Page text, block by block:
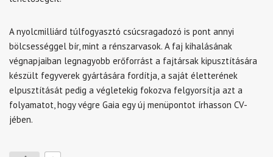
A nyolcmilliárd túlfogyasztó csúcsragadozó is pont annyi
bölcsességgel bír, mint a rénszarvasok. A faj kihalásának
végnapjaiban legnagyobb erőforrást a fajtársak kipusztítására
készült fegyverek gyártására fordítja, a saját életterének
elpusztítását pedig a végletekig fokozva felgyorsítja azt a
folyamatot, hogy végre Gaia egy új menüpontot írhasson CV-
jében.